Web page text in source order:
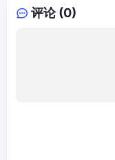
评论 (0)